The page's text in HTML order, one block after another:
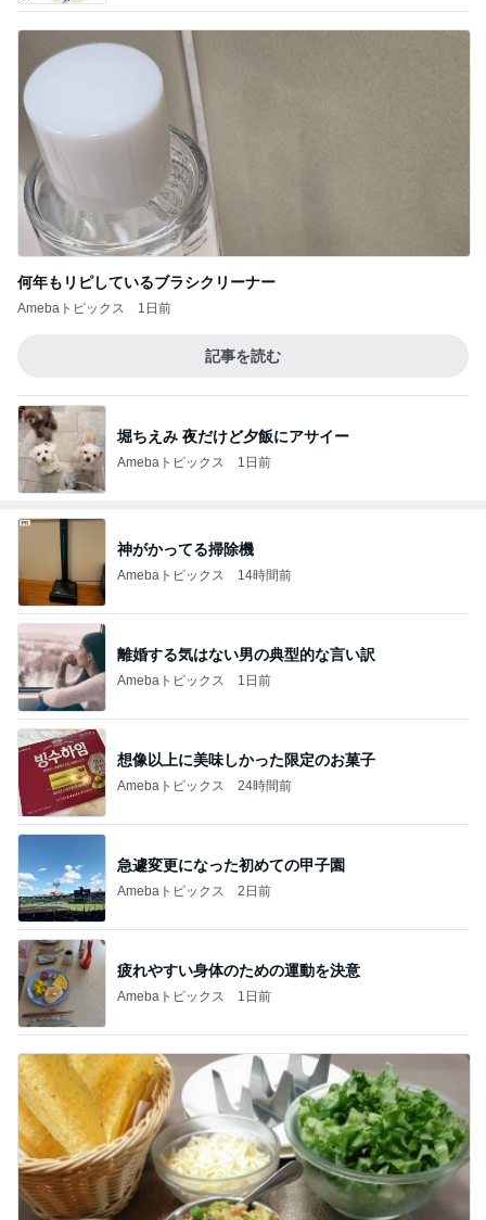
何年もリピしているブラシクリーナー
Amebaトピックス 1日前
記事を読む
堀ちえみ 夜だけど夕飯にアサイー
Amebaトピックス 1日前
神がかってる掃除機
Amebaトピックス 14時間前
離婚する気はない男の典型的な言い訳
Amebaトピックス 1日前
想像以上に美味しかった限定のお菓子
Amebaトピックス 24時間前
急遽変更になった初めての甲子園
Amebaトピックス 2日前
疲れやすい身体のための運動を決意
Amebaトピックス 1日前